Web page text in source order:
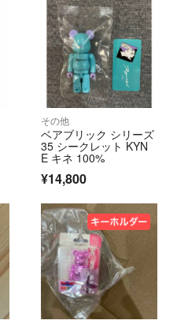
その他
ベアブリック シリーズ
35 シークレット KYN
E キネ 100%
¥14,800